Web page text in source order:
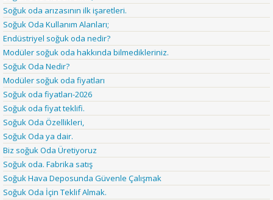
Soğuk oda arızasının ilk işaretleri.
Soğuk Oda Kullanım Alanları;
Endüstriyel soğuk oda nedir?
Modüler soğuk oda hakkında bilmedikleriniz.
Soğuk Oda Nedir?
Modüler soğuk oda fiyatları
Soğuk oda fiyatları-2026
Soğuk oda fiyat teklifi.
Soğuk Oda Özellikleri,
Soğuk Oda ya dair.
Biz soğuk Oda Üretiyoruz
Soğuk oda. Fabrika satış
Soğuk Hava Deposunda Güvenle Çalışmak
Soğuk Oda İçin Teklif Almak.